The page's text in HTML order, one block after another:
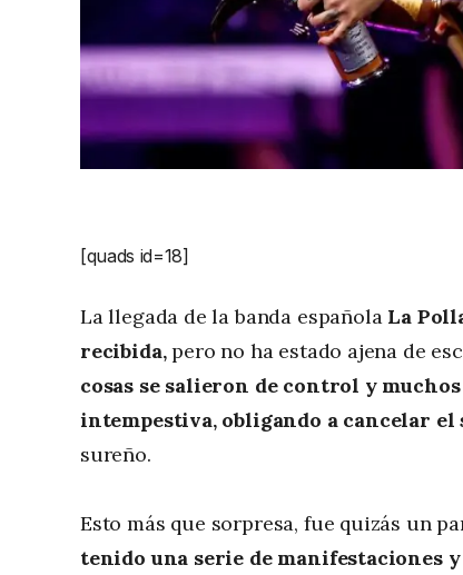
[quads id=18]
La llegada de la banda española La
recibida,pero no ha estado ajena de
cosas se salieron de control y
intempestiva, obligando a cancelar el
sureño.
Esto más que sorpresa, fue quizás un
tenido una serie de manifestaciones